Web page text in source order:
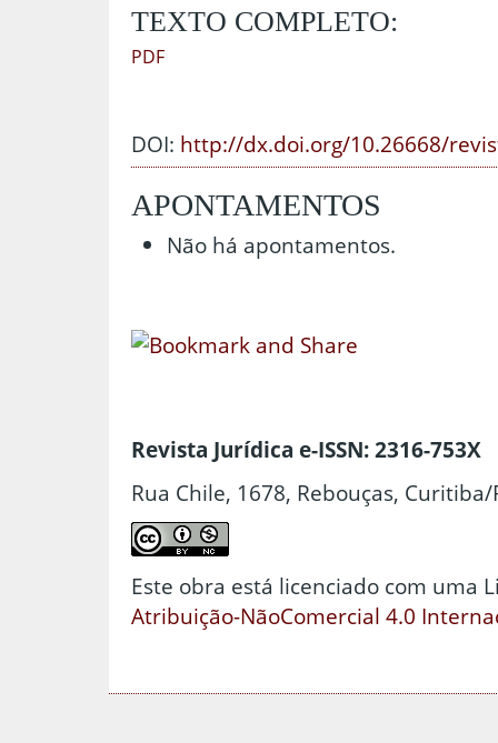
TEXTO COMPLETO:
PDF
DOI: http://dx.doi.org/10.26668/
APONTAMENTOS
Não há apontamentos.
Revista Jurídica e-ISSN: 2316-753X
Rua Chile, 1678, Rebouças, Curitiba/
Este obra está licenciado com uma
Atribuição-NãoComercial 4.0